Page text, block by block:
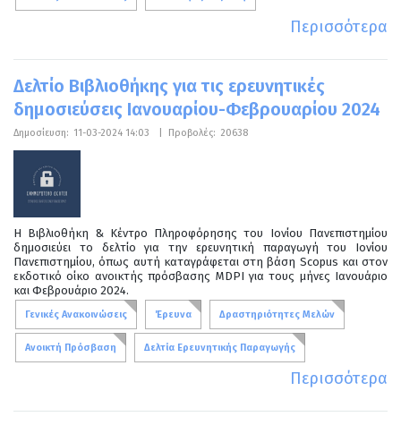
Περισσότερα
Δελτίο Βιβλιοθήκης για τις ερευνητικές
δημοσιεύσεις Ιανουαρίου-Φεβρουαρίου 2024
Δημοσίευση: 11-03-2024 14:03 Προβολές: 20638
Η Βιβλιοθήκη & Κέντρο Πληροφόρησης του Ιονίου Πανεπιστημίου
δημοσιεύει το δελτίο για την ερευνητική παραγωγή του Ιονίου
Πανεπιστημίου, όπως αυτή καταγράφεται στη βάση Scopus και στον
εκδοτικό οίκο ανοικτής πρόσβασης MDPI για τους μήνες Ιανουάριο
και Φεβρουάριο 2024.
Γενικές Ανακοινώσεις Έρευνα Δραστηριότητες Μελών
Ανοικτή Πρόσβαση Δελτία Ερευνητικής Παραγωγής
Περισσότερα